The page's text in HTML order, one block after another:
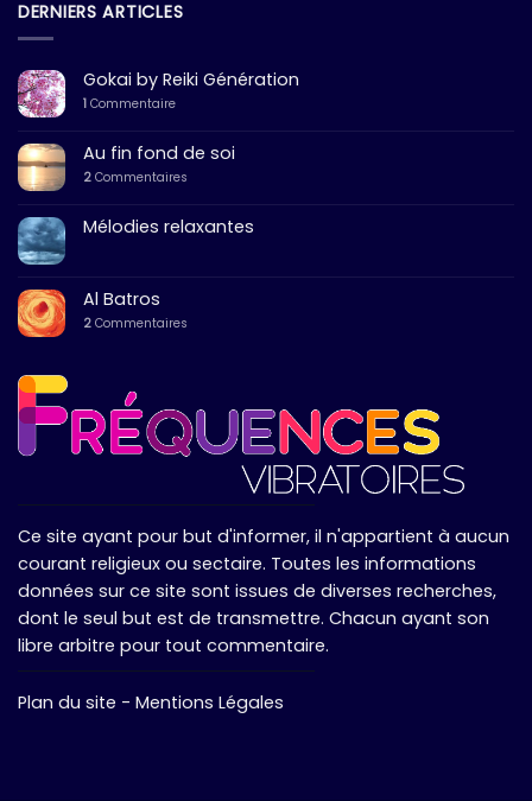
DERNIERS ARTICLES
Gokai by Reiki Génération
1 Commentaire
Au fin fond de soi
2 Commentaires
Mélodies relaxantes
Al Batros
2 Commentaires
Ce site ayant pour but d'informer, il n'appartient à aucun
courant religieux ou sectaire. Toutes les informations
données sur ce site sont issues de diverses recherches,
dont le seul but est de transmettre. Chacun ayant son
libre arbitre pour tout commentaire.
Plan du site - Mentions Légales